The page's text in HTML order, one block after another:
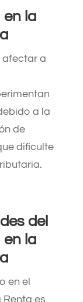
la
afectar a
a la
de
dificulte
del
la
en el
es